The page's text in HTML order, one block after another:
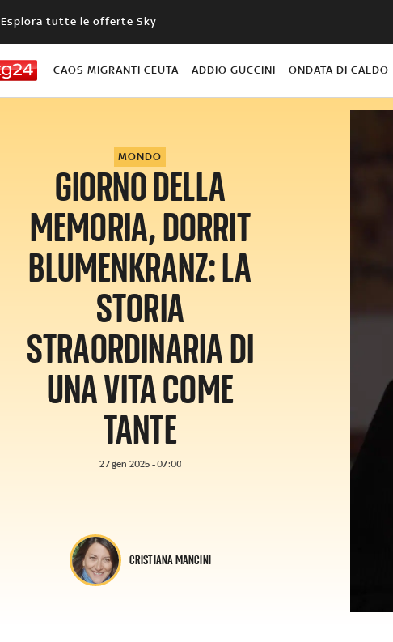
Esplora tutte le offerte Sky
CAOS MIGRANTI CEUTA ADDIO GUCCINI ONDATA DI CALDO
MONDO
GIORNO DELLA
MEMORIA, DORRIT
BLUMENKRANZ: LA
STORIA
STRAORDINARIA DI
UNA VITA COME
TANTE
27 gen 2025 - 07:00
CRISTIANA MANCINI